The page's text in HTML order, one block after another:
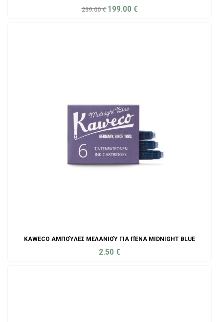
239.00€ 199.00 €
KAWECO ΑΜΠΟΎΛΕΣ ΜΕΛΑΝΙΟΎ ΓΙΑ ΠΈΝΑ MIDNIGHT BLUE
2.50 €